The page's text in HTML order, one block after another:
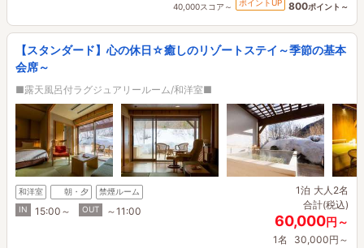
40,000スコア～ ポイントUP 800ポイント～
【スタンダード】心の休日☆癒しのリゾートステイ～季節の基本
会席～
■露天風呂付ラグジュアリールーム/和洋室■
和洋室 朝・夕
禁煙ルーム
IN
15:00～ OUT ～11:00
1泊 大人2名
合計(税込)
60,000円～
1名 30,000円～